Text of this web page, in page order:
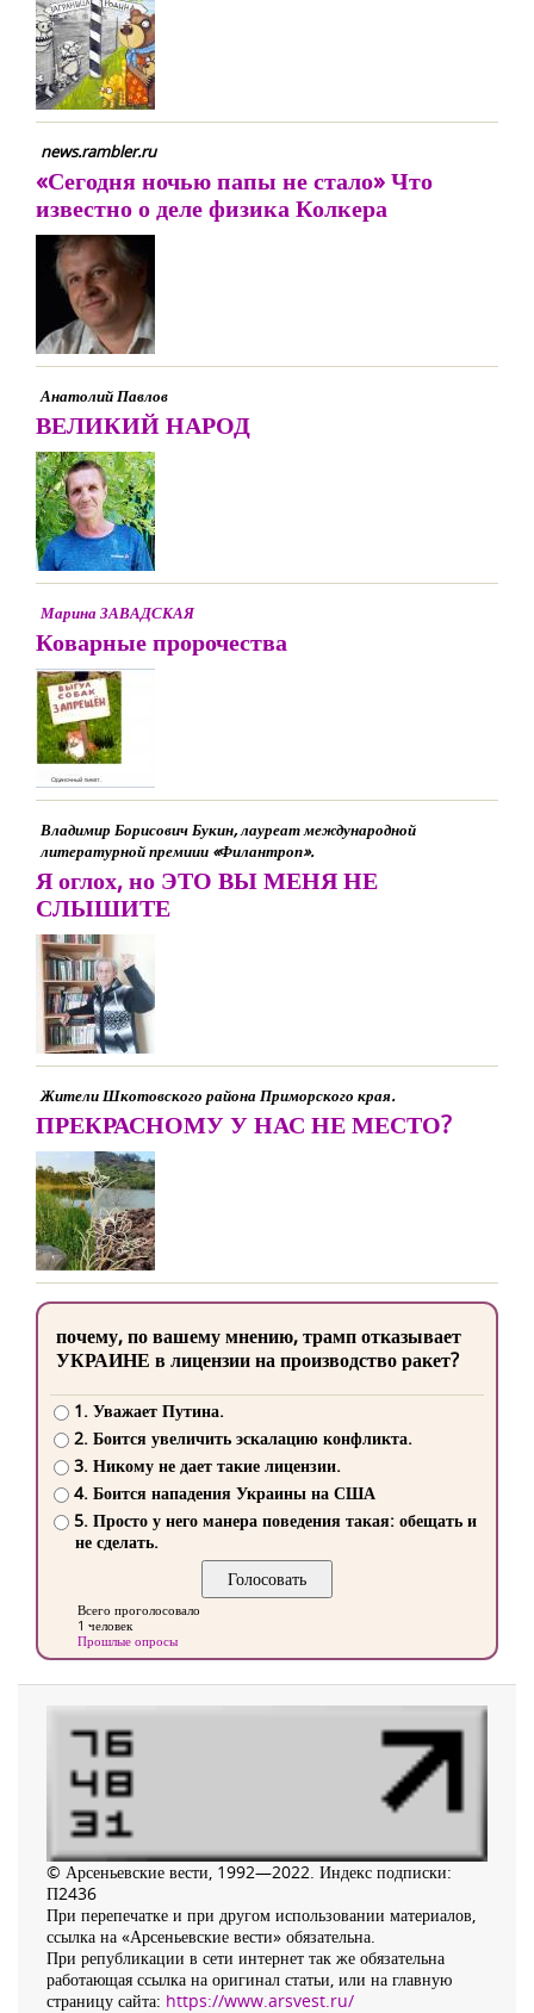
news.rambler.ru
«Сегодня ночью папы не стало» Что
известно о деле физика Колкера
Анатолий Павлов
ВЕЛИКИЙ НАРОД
Марина ЗАВАДСКАЯ
Коварные пророчества
Владимир Борисович Букин, лауреат международной
литературной премиии «Филантроп».
Я оглох, но ЭТО ВЫ МЕНЯ НЕ
СЛЫШИТЕ
Жители Шкотовского района Приморского края.
ПРЕКРАСНОМУ У НАС НЕ МЕСТО?
почему, по вашему мнению, трамп отказывает
УКРАИНЕ в лицензии на производство ракет?
1. Уважает Путина.
2. Боится увеличить эскалацию конфликта.
3. Никому не дает такие лицензии.
4. Боится нападения Украины на США
5. Просто у него манера поведения такая: обещать и
не сделать.
Всего проголосовало
1 человек
Прошлые опросы
© Арсеньевские вести, 1992—2022. Индекс подписки:
П2436
При перепечатке и при другом использовании материалов,
ссылка на «Арсеньевские вести» обязательна.
При републикации в сети интернет так же обязательна
работающая ссылка на оригинал статьи, или на главную
страницу сайта: https://www.arsvest.ru/